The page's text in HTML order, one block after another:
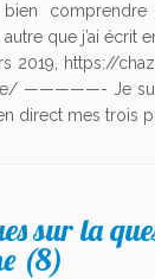
comprendre
autre que j’ai écrit
2019, https://
—————- Je
direct mes trois
sur la
(8)